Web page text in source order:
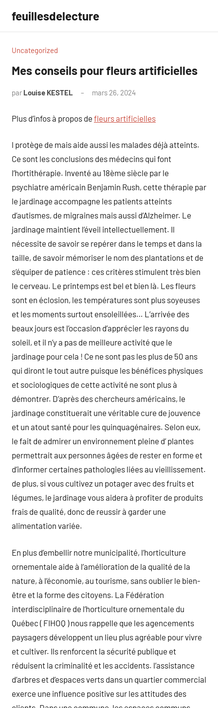
contenu
feuillesdelecture
Uncategorized
Mes conseils pour fleurs artificielles
par Louise KESTEL mars 26, 2024
Plus d’infos à propos de fleurs artificielles
l protège de mais aide aussi les malades déjà atteints.
Ce sont les conclusions des médecins qui font
l’hortithérapie. Inventé au 18ème siècle par le
psychiatre américain Benjamin Rush, cette thérapie par
le jardinage accompagne les patients atteints
d’autismes, de migraines mais aussi d’Alzheimer. Le
jardinage maintient l’éveil intellectuellement. Il
nécessite de savoir se repérer dans le temps et dans la
taille, de savoir mémoriser le nom des plantations et de
s’équiper de patience : ces critères stimulent très bien
le cerveau. Le printemps est bel et bien là. Les fleurs
sont en éclosion, les températures sont plus soyeuses
et les moments surtout ensoleillées… L’arrivée des
beaux jours est l’occasion d’apprécier les rayons du
soleil, et il n’y a pas de meilleure activité que le
jardinage pour cela ! Ce ne sont pas les plus de 50 ans
qui diront le tout autre puisque les bénéfices physiques
et sociologiques de cette activité ne sont plus à
démontrer. D’après des chercheurs américains, le
jardinage constituerait une véritable cure de jouvence
et un atout santé pour les quinquagénaires. Selon eux,
le fait de admirer un environnement pleine d’ plantes
permettrait aux personnes âgées de rester en forme et
d’informer certaines pathologies liées au vieillissement.
de plus, si vous cultivez un potager avec des fruits et
légumes, le jardinage vous aidera à profiter de produits
frais de qualité, donc de reussir à garder une
alimentation variée.
En plus d’embellir notre municipalité, l’horticulture
ornementale aide à l’amélioration de la qualité de la
nature, à l’économie, au tourisme, sans oublier le bien-
être et la forme des citoyens. La Fédération
interdisciplinaire de l’horticulture ornementale du
Québec ( FIHOQ ) nous rappelle que les agencements
paysagers développent un lieu plus agréable pour vivre
et cultiver. Ils renforcent la sécurité publique et
réduisent la criminalité et les accidents. l’assistance
d’arbres et d’espaces verts dans un quartier commercial
exerce une influence positive sur les attitudes des